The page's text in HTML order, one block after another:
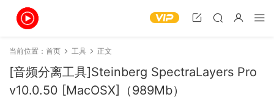
当前位置： 首页 工具 正文
[音频分离工具]Steinberg SpectraLayers Pro
v10.0.50 [MacOSX]（989Mb）